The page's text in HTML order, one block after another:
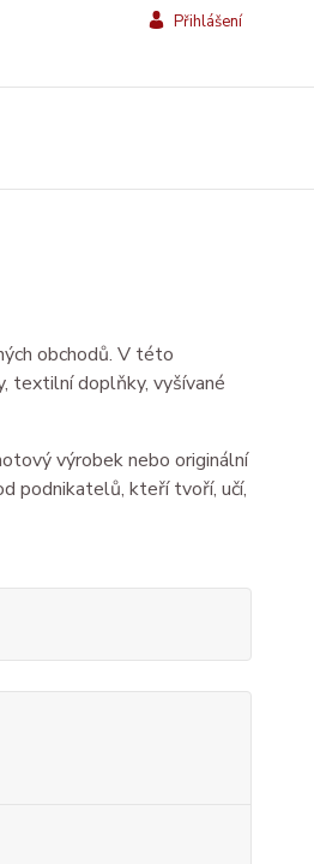
Přihlášení
obchodů. V této
textilní doplňky, vyšívané
výrobek nebo originální
podnikatelů, kteří tvoří, učí,